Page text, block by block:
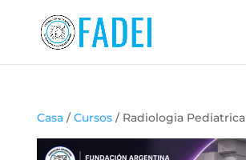
Casa/Cursos/ Radiologia Pediatrica